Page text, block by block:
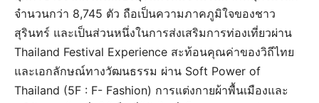
จำนวนกว่า 8,745 ตัว ถือเป็นความภาคภูมิใจของชาว
สุรินทร์ และเป็นส่วนหนึ่งในการส่งเสริมการท่องเที่ยวผ่าน
Thailand Festival Experience สะท้อนคุณค่าของวิถีไทย
และเอกลักษณ์ทางวัฒนธรรม ผ่าน Soft Power of
Thailand (5F : F- Fashion) การแต่งกายผ้าพื้นเมืองและ